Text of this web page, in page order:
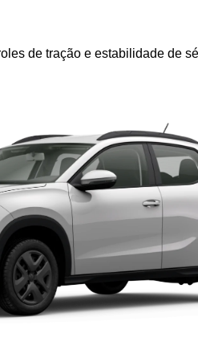
de tração e estabilidade de